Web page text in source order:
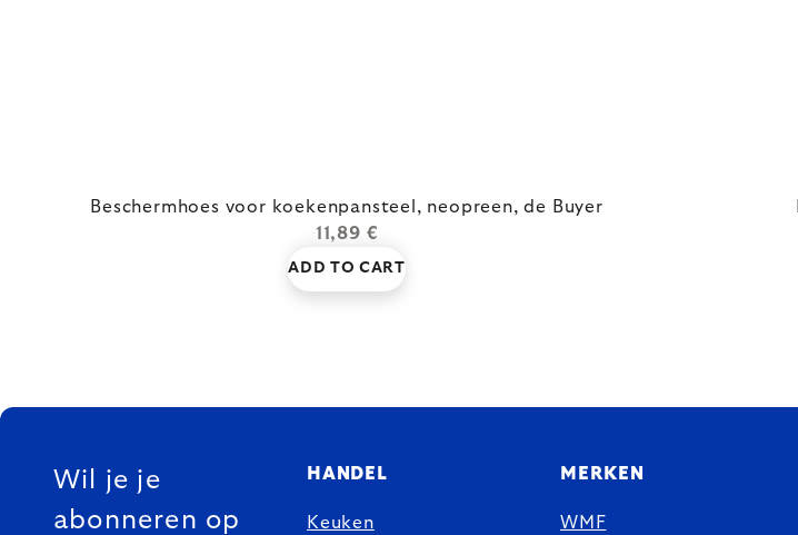
Beschermhoes voor koekenpansteel, neopreen, de Buyer
11,89 €
ADD TO CART
FOOTER
Wil je je
abonneren op
HANDEL
Keuken
MERKEN
WMF